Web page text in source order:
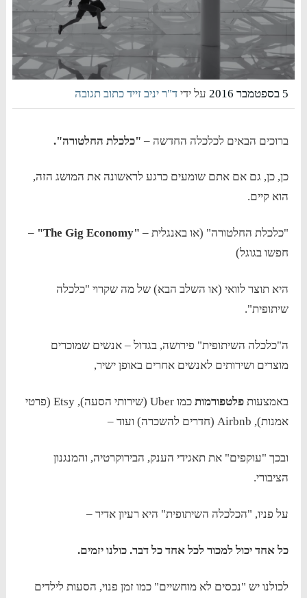
5 בספטמבר 2016 על ידיד"ר יניב זייד כתוב תגובה
ברוכים הבאים לכלכלה החדשה – "כלכלת החלטורה".
כן, כן, גם אם אתם שומעים כרגע לראשונה את המושג הזה,
הוא קיים.
"כלכלת החלטורה" (או באנגלית – "
The Gig Economy
"
–
חפשו בגוגל)
היא תוצר לוואי (או השלב הבא) של מה שקרוי "כלכלה
שיתופית".
ה"כלכלה השיתופית" פירושה, בגדול – אנשים שמוכרים
מוצרים ושירותים לאנשים אחרים באופן ישיר,
באמצעותפלטפורמות
כמו Uber (שירותי הסעה), Etsy (פרטי
אמנות), Airbnb (חדרים להשכרה) ועוד –
ובכך "עוקפים" את תאגידי הענק, הבירוקרטיה, והמנגנון
הציבורי.
על פניו, "הכלכלה השיתופית" היא רעיון אדיר –
כל אחד יכול למכור לכל אחד כל דבר. כולנו יזמים.
לכולנו יש "נכסים לא מוחשיים" כמו זמן פנוי, הסעות לילדים